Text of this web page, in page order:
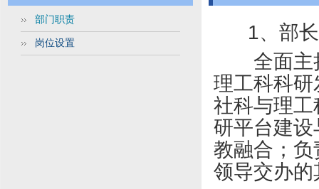
部门职责
岗位设置 1、部
全面主持
理工科科
社科与理
研平台建
教融合；
领导交办